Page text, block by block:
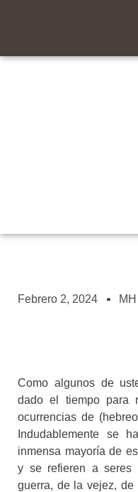
Febrero 2, 2024 MH
Como algunos de
dado el tiempo para
ocurrencias de
Indudablemente se
inmensa mayoría de
y se refieren a seres
guerra, de la vejez, de